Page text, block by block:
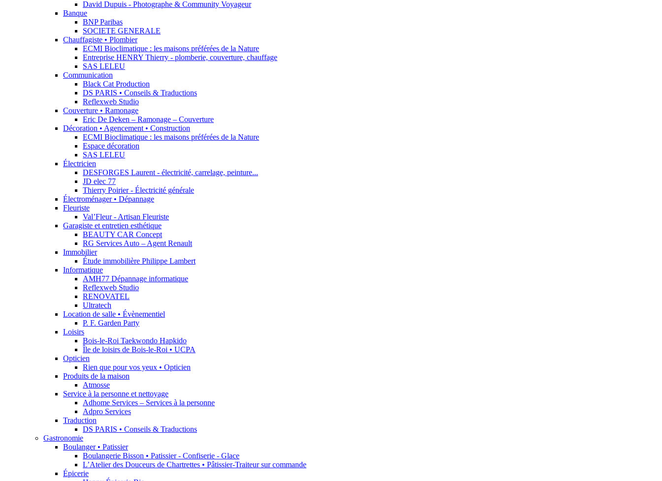
David Dupuis - Photographe & Community Voyageur
Banque
BNP Paribas
SOCIETE GENERALE
Chauffagiste • Plombier
ECMI Bioclimatique : les maisons préférées de la Nature
Entreprise HENRY Thierry - plomberie, couverture, chauffage
SAS LELEU
Communication
Black Cat Production
DS PARIS • Conseils & Traductions
Reflexweb Studio
Couverture • Ramonage
Eric De Deken – Ramonage – Couverture
Décoration • Agencement • Construction
ECMI Bioclimatique : les maisons préférées de la Nature
Espace décoration
SAS LELEU
Électricien
DESFORGES Laurent - électricité, carrelage, peinture...
JD elec 77
Thierry Poirier - Électricité générale
Électroménager • Dépannage
Fleuriste
Val’Fleur - Artisan Fleuriste
Garagiste et entretien esthétique
BEAUTY CAR Concept
RG Services Auto – Agent Renault
Immobilier
Étude immobilière Philippe Lambert
Informatique
AMH77 Dépannage informatique
Reflexweb Studio
RENOVATEL
Ultratech
Location de salle • Évènementiel
P. F. Garden Party
Loisirs
Bois-le-Roi Taekwondo Hapkido
Île de loisirs de Bois-le-Roi • UCPA
Opticien
Rien que pour vos yeux • Opticien
Produits de la maison
Atmosse
Service à la personne et nettoyage
Adhome Services – Services à la personne
Adpro Services
Traduction
DS PARIS • Conseils & Traductions
Gastronomie
Boulanger • Patissier
Boulangerie Bisson • Patissier - Confiserie - Glace
L’Atelier des Douceurs de Chartrettes • Pâtissier-Traiteur sur commande
Épicerie